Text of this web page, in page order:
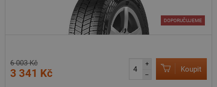
DOPORUČUJEME
6 003 Kč
3 341 Kč
+
–
Koupit